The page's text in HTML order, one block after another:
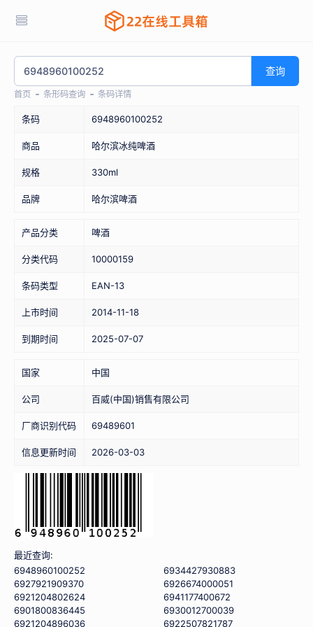
查询
首页 条形码查询 条码详情
条码 6948960100252
商品 哈尔滨冰纯啤酒
规格 330ml
品牌 哈尔滨啤酒
产品分类 啤酒
分类代码 10000159
条码类型 EAN-13
上市时间 2014-11-18
到期时间 2025-07-07
国家 中国
公司 百威(中国)销售有限公司
厂商识别代码 69489601
信息更新时间 2026-03-03
最近查询:
6948960100252
6934427930883
6927921909370
6926674000051
6921204802624
6941177400672
6901800836445
6930012700039
6921204896036
6922507821787